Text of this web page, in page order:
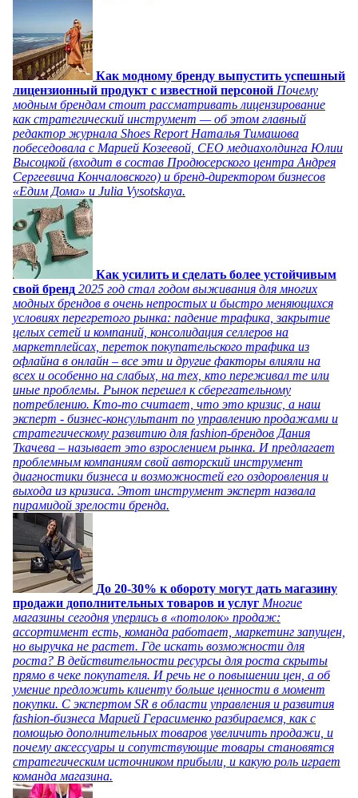
Как модному бренду выпустить успешный
лицензионный продукт с известной персоной Почему
модным брендам стоит рассматривать лицензирование
как стратегический инструмент — об этом главный
редактор журнала Shoes Report Наталья Тимашова
побеседовала с Марией Козеевой, СЕО медиахолдинга Юлии
Высоцкой (входит в состав Продюсерского центра Андрея
Сергеевича Кончаловского) и бренд-директором бизнесов
«Едим Дома» и Julia Vysotskaya.
Как усилить и сделать более устойчивым
свой бренд 2025 год стал годом выживания для многих
модных брендов в очень непростых и быстро меняющихся
условиях перегретого рынка: падение трафика, закрытие
целых сетей и компаний, консолидация селлеров на
маркетплейсах, переток покупательского трафика из
офлайна в онлайн – все эти и другие факторы влияли на
всех и особенно на слабых, на тех, кто переживал те или
иные проблемы. Рынок перешел к сберегательному
потреблению. Кто-то считает, что это кризис, а наш
эксперт - бизнес-консультант по управлению продажами и
стратегическому развитию для fashion-брендов Дания
Ткачева – называет это взрослением рынка. И предлагает
проблемным компаниям свой авторский инструмент
диагностики бизнеса и возможностей его оздоровления и
выхода из кризиса. Этот инструмент эксперт назвала
пирамидой зрелости бренда.
До 20-30% к обороту могут дать магазину
продажи дополнительных товаров и услуг Многие
магазины сегодня уперлись в «потолок» продаж:
ассортимент есть, команда работает, маркетинг запущен,
но выручка не растет. Где искать возможности для
роста? В действительности ресурсы для роста скрыты
прямо в чеке покупателя. И речь не о повышении цен, а об
умение предложить клиенту больше ценности в момент
покупки. С экспертом SR в области управления и развития
fashion-бизнеса Марией Герасименко разбираемся, как с
помощью дополнительных товаров увеличить продажи, и
почему аксессуары и сопутствующие товары становятся
стратегическим источником прибыли, и какую роль играет
команда магазина.